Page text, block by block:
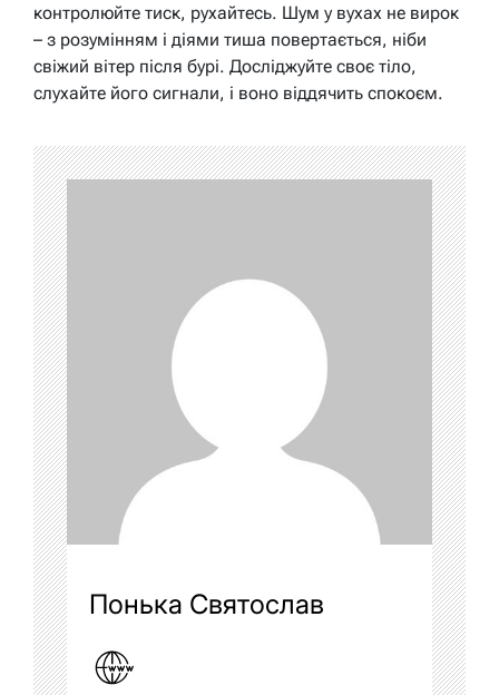
контролюйте тиск, рухайтесь. Шум у вухах не вирок
– з розумінням і діями тиша повертається, ніби
свіжий вітер після бурі. Досліджуйте своє тіло,
слухайте його сигнали, і воно віддячить спокоєм.
Понька Святослав